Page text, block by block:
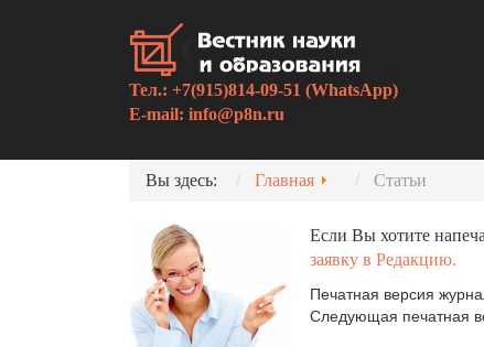
Тел.: +7(915)814-09-51 (WhatsApp)
E-mail: info@p8n.ru
Вы здесь: Главная Статьи
Если Вы хотите
заявку в Редакцию.
Печатная версия
Следующая печатная